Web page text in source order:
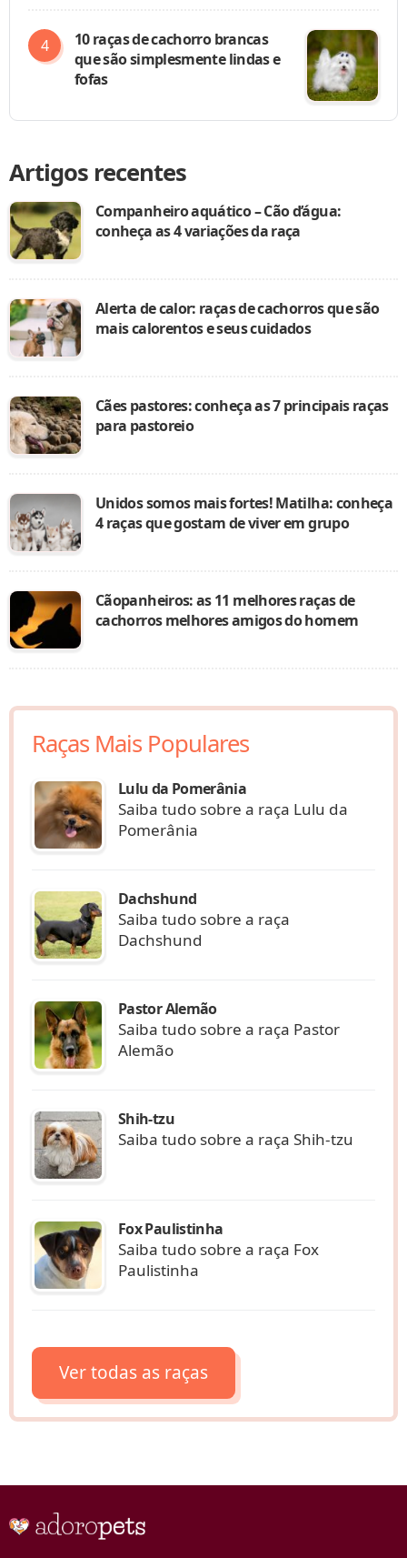
10 raças de cachorro brancas
que são simplesmente lindas e
fofas
Artigos recentes
Companheiro aquático – Cão d’água:
conheça as 4 variações da raça
Alerta de calor: raças de cachorros que são
mais calorentos e seus cuidados
Cães pastores: conheça as 7 principais raças
para pastoreio
Unidos somos mais fortes! Matilha: conheça
4 raças que gostam de viver em grupo
Cãopanheiros: as 11 melhores raças de
cachorros melhores amigos do homem
Raças Mais Populares
Lulu da Pomerânia
Saiba tudo sobre a raça Lulu da
Pomerânia
Dachshund
Saiba tudo sobre a raça
Dachshund
Pastor Alemão
Saiba tudo sobre a raça Pastor
Alemão
Shih-tzu
Saiba tudo sobre a raça Shih-tzu
Fox Paulistinha
Saiba tudo sobre a raça Fox
Paulistinha
Ver todas as raças